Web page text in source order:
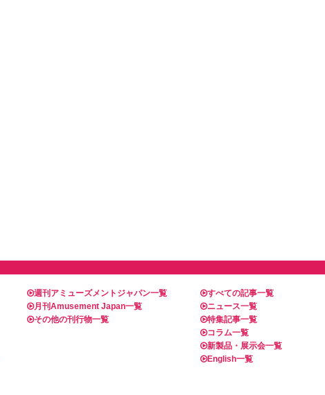
週刊アミューズメントジャパン一覧
月刊Amusement Japan一覧
その他の刊行物一覧
すべての記事一覧
ニュース一覧
特集記事一覧
コラム一覧
新製品・展示会一覧
English一覧